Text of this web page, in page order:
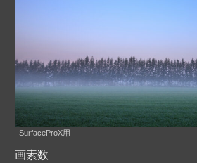
SurfaceProX用
画素数